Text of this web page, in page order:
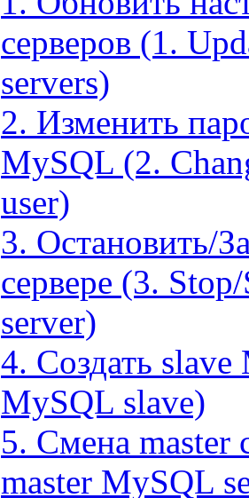
серверов (1.
servers)
2. Изменить
MySQL (2.
user)
3. Остановить/
сервере (3.
server)
4. Создать
MySQL slave)
5. Смена master
master MySQL